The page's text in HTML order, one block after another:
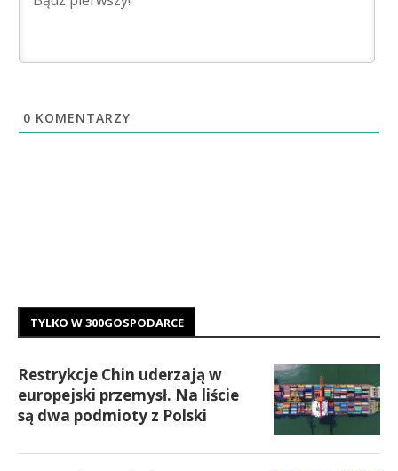
0 KOMENTARZY
TYLKO W 300GOSPODARCE
Restrykcje Chin uderzają w
europejski przemysł. Na liście
są dwa podmioty z Polski